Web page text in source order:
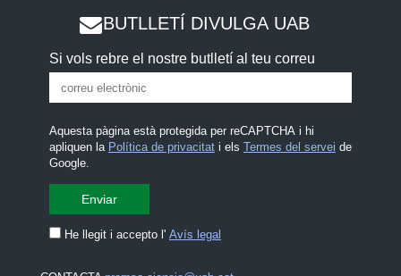
BUTLLETÍ DIVULGA UAB
Si vols rebre el nostre butlletí al teu correu
Aquesta pàgina està protegida per reCAPTCHA i hi
apliquen la Política de privacitati els Termes del servei de
Google.
He llegit i accepto l' Avís legal